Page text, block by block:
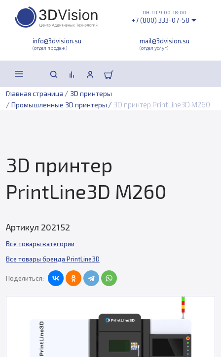
info@3dvision.su
(отдел продаж)
mail@3dvision.su
(отдел услуг)
ПН-ПТ 9:00-18:00
+7 (800) 333-07-58
Главная страница / 3D принтеры
/ Промышленные 3D принтеры / 3D принтер PrintLine3D M260
3D принтер
PrintLine3D M260
Артикул 202152
Все товары категории
Все товары бренда PrintLine3D
Поделиться: